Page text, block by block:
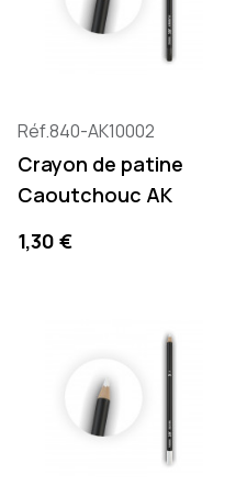
Réf.840-AK10002
Crayon de patine
Caoutchouc AK
Precio
1,30 €